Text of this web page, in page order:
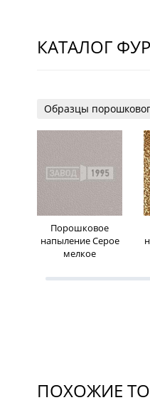
КАТАЛОГ
Образцы
Порошковое
напыление Серое
мелкое
ПОХОЖИЕ